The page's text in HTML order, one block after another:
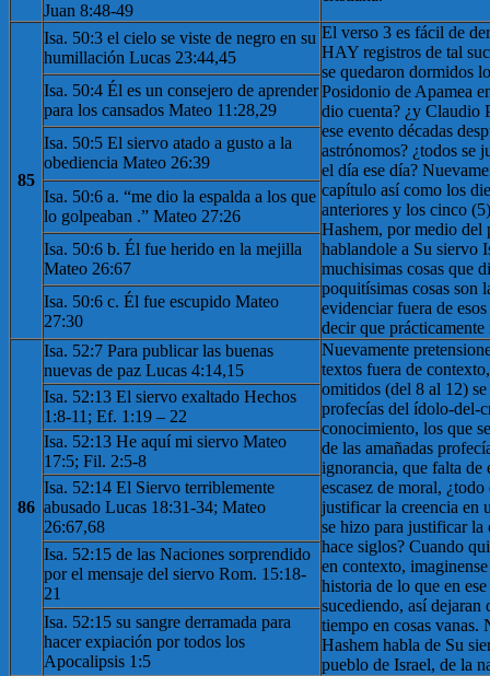
Juan 8:48-49
85
Isa. 50:3 el cielo se viste de negro en su
humillación Lucas 23:44,45
El verso 3 es fácil de
HAY registros de tal
se quedaron dormidos
Posidonio de Apamea
dio cuenta? ¿y Claudio
ese evento décadas
astrónomos? ¿todos se
el día ese día?
capítulo así como los
anteriores y los cinco
Hashem, por medio del
hablandole a Su siervo
muchisimas cosas que
poquitísimas cosas son
evidenciar fuera de
decir que prácticamente
Isa. 50:4 Él es un consejero de aprender
para los cansados ​​Mateo 11:28,29
Isa. 50:5 El siervo atado a gusto a la
obediencia Mateo 26:39
Isa. 50:6 a. “me dio la espalda a los que
lo golpeaban .” Mateo 27:26
Isa. 50:6 b. Él fue herido en la mejilla
Mateo 26:67
Isa. 50:6 c. Él fue escupido Mateo
27:30
86
Isa. 52:7 Para publicar las buenas
nuevas de paz Lucas 4:14,15
Nuevamente
textos fuera de
omitidos (del 8 al 12) se
profecías del ídolo-del-
conocimiento, los que
de las amañadas
ignorancia, que falta de
escasez de moral,
justificar la creencia en
se hizo para justificar
hace siglos? Cuando
en contexto,
historia de lo que en
sucediendo, así dejaran
tiempo en cosas vanas.
Hashem habla de Su
pueblo de Israel, de la
Isa. 52:13 El siervo exaltado Hechos
1:8-11; Ef. 1:19 – 22
Isa. 52:13 He aquí mi siervo Mateo
17:5; Fil. 2:5-8
Isa. 52:14 El Siervo terriblemente
abusado Lucas 18:31-34; Mateo
26:67,68
Isa. 52:15 de las Naciones sorprendido
por el mensaje del siervo Rom. 15:18-
21
Isa. 52:15 su sangre derramada para
hacer expiación por todos los
Apocalipsis 1:5